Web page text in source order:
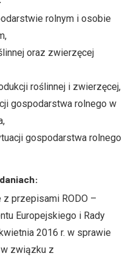
rolnym i osobie
oraz zwierzęcej
roślinnej i zwierzęcej,
gospodarstwa rolnego w
gospodarstwa rolnego
przepisami RODO –
Europejskiego i Rady
2016 r. w sprawie
związku z